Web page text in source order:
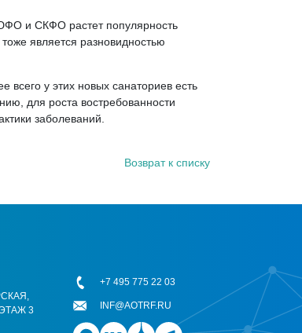
и СКФО растет популярность
является разновидностью
у этих новых санаториев есть
для роста востребованности
заболеваний.
Возврат к списку
3
+7 495 775 22 03
INF@AOTRF.RU